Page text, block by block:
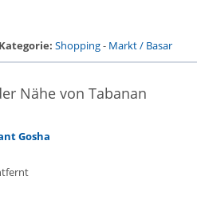
Kategorie: Shopping- Markt / Basar
Nähe von Tabanan
Gosha